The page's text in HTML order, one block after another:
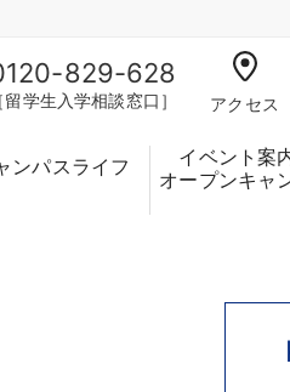
829-628
留学生入学相談窓口］ アクセス
ンパスライフ
イベント案
オープンキャ